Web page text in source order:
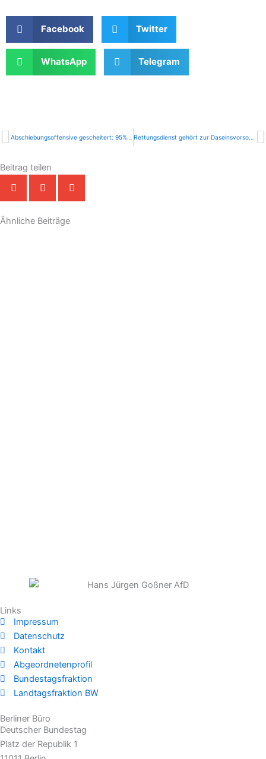
Facebook Twitter
WhatsApp Telegram
Zurück Abschiebungsoffensive gescheitert: 95% aller Ausreisepflichtigen werden im Landkreis Göppingen nicht abgeschoben Rettungsdienst gehört zur Daseinsvorsorge
Beitrag teilen
Ähnliche Beiträge
Links
Impressum
Datenschutz
Kontakt
Abgeordnetenprofil
Bundestagsfraktion
Landtagsfraktion BW
Berliner Büro
Deutscher Bundestag
Platz der Republik 1